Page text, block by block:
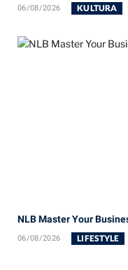
06/08/2026 KULTURA
NLB Master Your
06/08/2026 LIFESTYLE